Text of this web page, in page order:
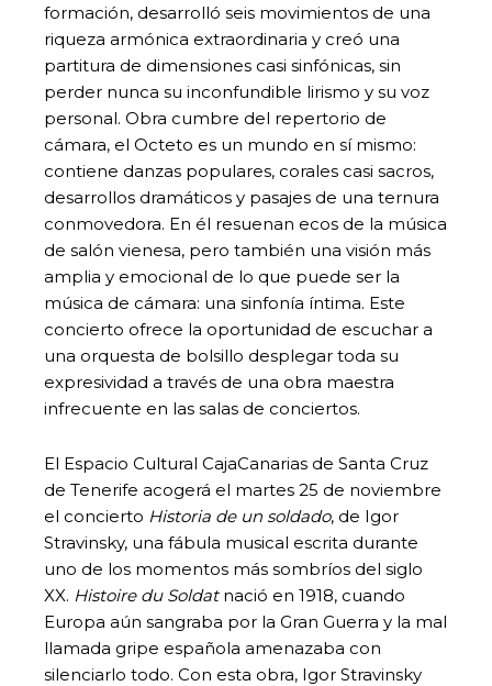
formación, desarrolló seis movimientos de una
riqueza armónica extraordinaria y creó una
partitura de dimensiones casi sinfónicas, sin
perder nunca su inconfundible lirismo y su voz
personal. Obra cumbre del repertorio de
cámara, el Octeto es un mundo en sí mismo:
contiene danzas populares, corales casi sacros,
desarrollos dramáticos y pasajes de una ternura
conmovedora. En él resuenan ecos de la música
de salón vienesa, pero también una visión más
amplia y emocional de lo que puede ser la
música de cámara: una sinfonía íntima. Este
concierto ofrece la oportunidad de escuchar a
una orquesta de bolsillo desplegar toda su
expresividad a través de una obra maestra
infrecuente en las salas de conciertos.
El Espacio Cultural CajaCanarias de Santa Cruz
de Tenerife acogerá el martes 25 de noviembre
el concierto Historia de un soldado, de Igor
Stravinsky, una fábula musical escrita durante
uno de los momentos más sombríos del siglo
XX. Histoire du Soldatnació en 1918, cuando
Europa aún sangraba por la Gran Guerra y la mal
llamada gripe española amenazaba con
silenciarlo todo. Con esta obra, Igor Stravinsky